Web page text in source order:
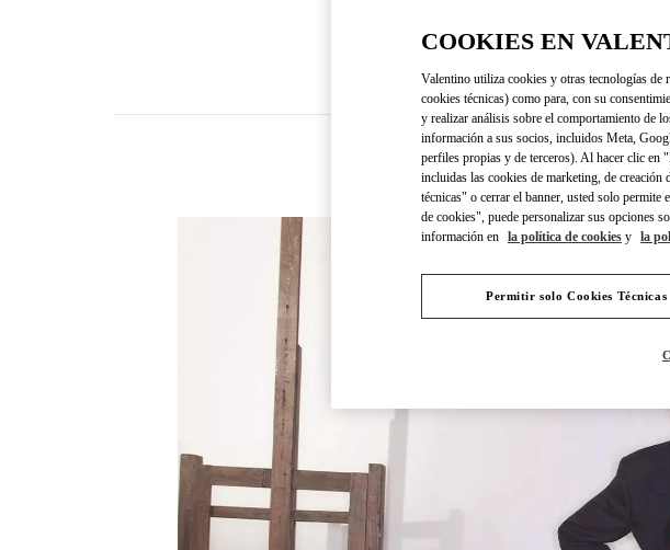
COOKIES EN
Valentino utiliza cookies y otras tecnologías de
cookies técnicas) como para, con su
y realizar análisis sobre el comportamiento de
información a sus socios, incluidos Meta,
perfiles propias y de terceros). Al hacer clic en
incluidas las cookies de marketing, de
técnicas" o cerrar el banner, usted solo
de cookies", puede personalizar sus opciones
información en la política de cookies y la
Permitir solo Cookies Técnicas